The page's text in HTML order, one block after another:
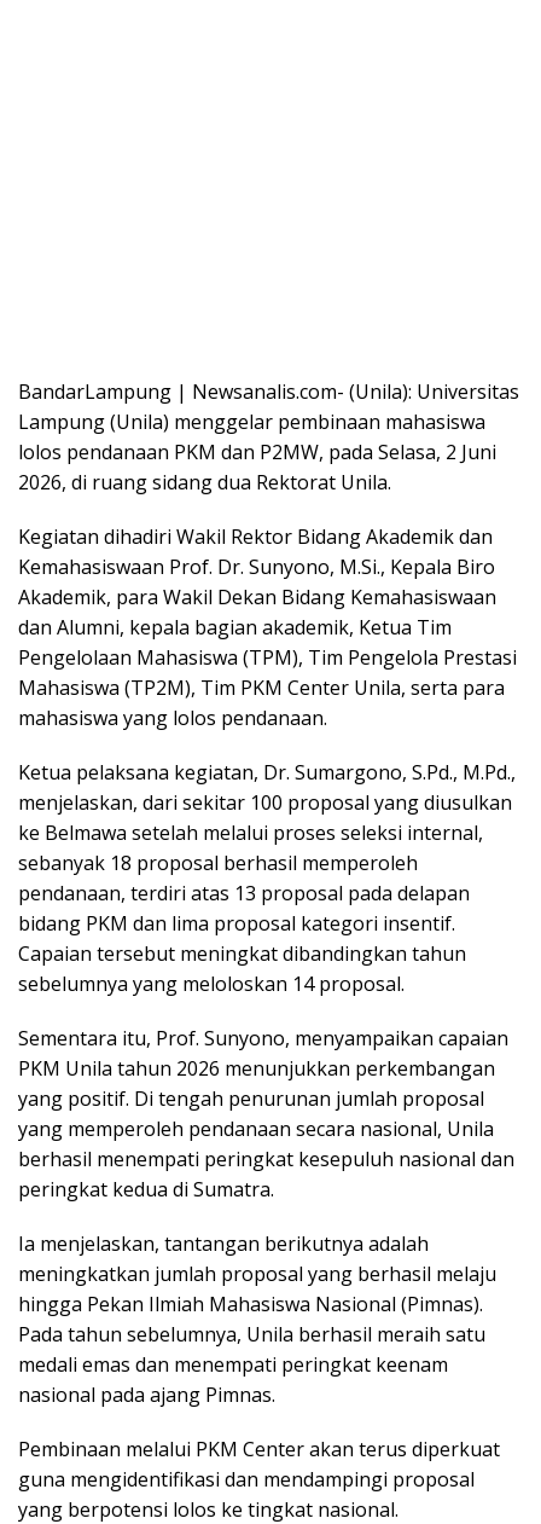
BandarLampung | Newsanalis.com- (Unila): Universitas
Lampung (Unila) menggelar pembinaan mahasiswa
lolos pendanaan PKM dan P2MW, pada Selasa, 2 Juni
2026, di ruang sidang dua Rektorat Unila.
Kegiatan dihadiri Wakil Rektor Bidang Akademik dan
Kemahasiswaan Prof. Dr. Sunyono, M.Si., Kepala Biro
Akademik, para Wakil Dekan Bidang Kemahasiswaan
dan Alumni, kepala bagian akademik, Ketua Tim
Pengelolaan Mahasiswa (TPM), Tim Pengelola Prestasi
Mahasiswa (TP2M), Tim PKM Center Unila, serta para
mahasiswa yang lolos pendanaan.
Ketua pelaksana kegiatan, Dr. Sumargono, S.Pd., M.Pd.,
menjelaskan, dari sekitar 100 proposal yang diusulkan
ke Belmawa setelah melalui proses seleksi internal,
sebanyak 18 proposal berhasil memperoleh
pendanaan, terdiri atas 13 proposal pada delapan
bidang PKM dan lima proposal kategori insentif.
Capaian tersebut meningkat dibandingkan tahun
sebelumnya yang meloloskan 14 proposal.
Sementara itu, Prof. Sunyono, menyampaikan capaian
PKM Unila tahun 2026 menunjukkan perkembangan
yang positif. Di tengah penurunan jumlah proposal
yang memperoleh pendanaan secara nasional, Unila
berhasil menempati peringkat kesepuluh nasional dan
peringkat kedua di Sumatra.
Ia menjelaskan, tantangan berikutnya adalah
meningkatkan jumlah proposal yang berhasil melaju
hingga Pekan Ilmiah Mahasiswa Nasional (Pimnas).
Pada tahun sebelumnya, Unila berhasil meraih satu
medali emas dan menempati peringkat keenam
nasional pada ajang Pimnas.
Pembinaan melalui PKM Center akan terus diperkuat
guna mengidentifikasi dan mendampingi proposal
yang berpotensi lolos ke tingkat nasional.